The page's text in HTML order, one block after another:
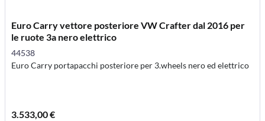
Euro Carry vettore posteriore VW Crafter dal 2016 per
le ruote 3a nero elettrico
44538
Euro Carry portapacchi posteriore per 3.wheels nero ed elettrico
3.533,00 €